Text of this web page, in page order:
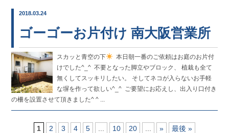
2018.03.24
ゴーゴーお片付け 南大阪営業所
スカッと青空の下
ㅤㅤㅤㅤㅤㅤㅤㅤㅤㅤㅤㅤㅤ 本日朝一番のご依頼はお庭のお片付
けでした^_^ ㅤㅤㅤㅤㅤㅤㅤㅤㅤㅤㅤㅤㅤ 不要となった脚立やブロック、 植栽も全て
無くしてスッキリしたい。 そしてネコが入らないお手軽
な塀を作って欲しい^_^ ㅤㅤㅤㅤㅤㅤㅤㅤㅤㅤㅤㅤㅤ ご要望にお応えし、出入り口付き
の柵を設置させて頂きました^ ^ ...
1 2 3 4 5 10 20 » 最後 »